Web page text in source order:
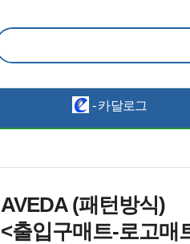
- 카달로그
AVEDA (패턴방식)
<출입구매트-로고매